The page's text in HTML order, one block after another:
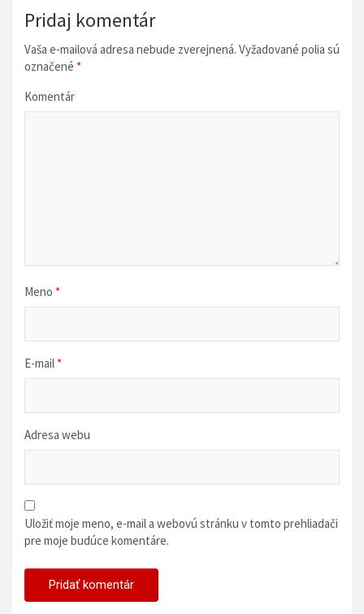
Pridaj komentár
Vaša e-mailová adresa nebude zverejnená. Vyžadované polia sú
označené *
Komentár
Meno *
E-mail *
Adresa webu
Uložiť moje meno, e-mail a webovú stránku v tomto prehliadači
pre moje budúce komentáre.